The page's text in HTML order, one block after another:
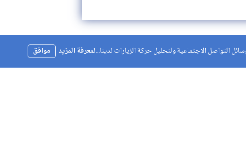
التواصل الاجتماعية ولتحليل حركة الزيارات لدينا...لمعرفة المزيد موافق